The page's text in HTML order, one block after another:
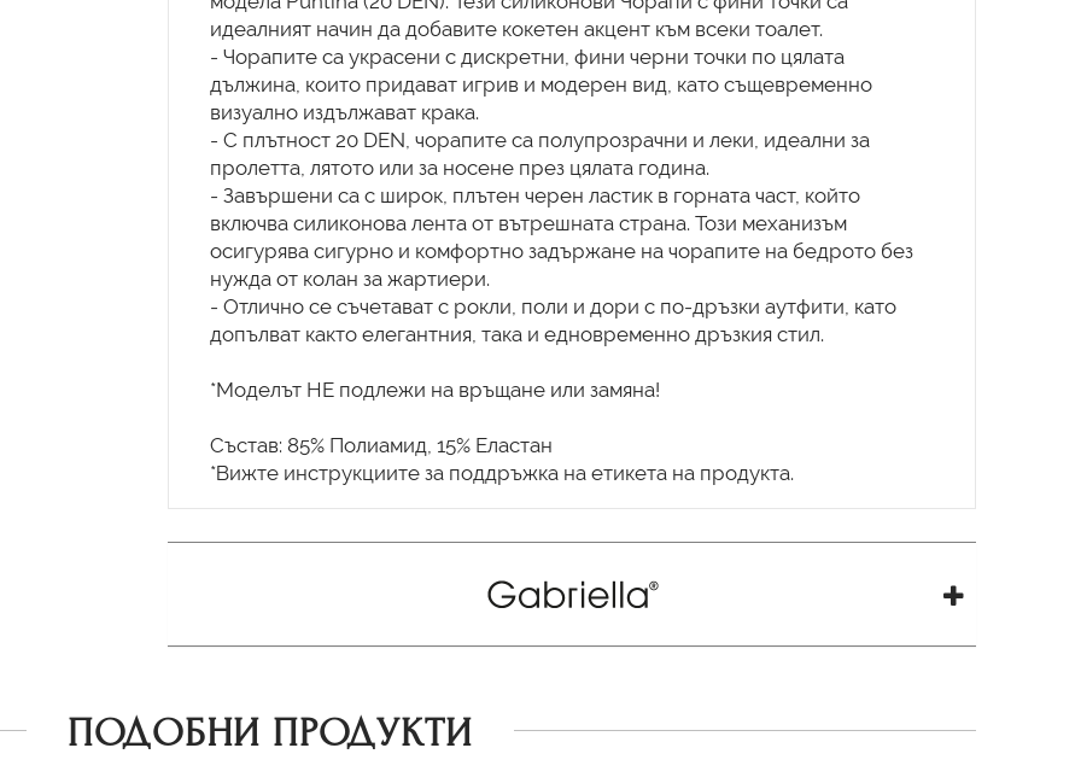
идеалният начин да добавите кокетен акцент към всеки тоалет.
- Чорапите са украсени с дискретни, фини черни точки по цялата
дължина, които придават игрив и модерен вид, като същевременно
визуално издължават крака.
- С плътност 20 DEN, чорапите са полупрозрачни и леки, идеални за
пролетта, лятото или за носене през цялата година.
- Завършени са с широк, плътен черен ластик в горната част, който
включва силиконова лента от вътрешната страна. Този механизъм
осигурява сигурно и комфортно задържане на чорапите на бедрото без
нужда от колан за жартиери.
- Отлично се съчетават с рокли, поли и дори с по-дръзки аутфити, като
допълват както елегантния, така и едновременно дръзкия стил.
*Моделът НЕ подлежи на връщане или замяна!
Състав: 85% Полиамид, 15% Еластан
*Вижте инструкциите за поддръжка на етикета на продукта.
ПОДОБНИ ПРОДУКТИ